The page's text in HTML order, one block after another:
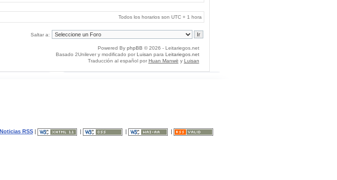
Todos los horarios son UTC + 1 hora
Saltar a:
Powered By phpBB © 2026 - Leitariegos.net
Basado 2Unilever y modificado por Luisan para Leitariegos.net
Traducción al español por Huan Manwë y Luisan
Noticias RSS|